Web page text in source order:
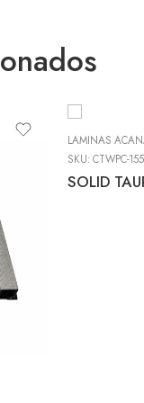
LAMINAS
SKU:CTWPC-
SOLID